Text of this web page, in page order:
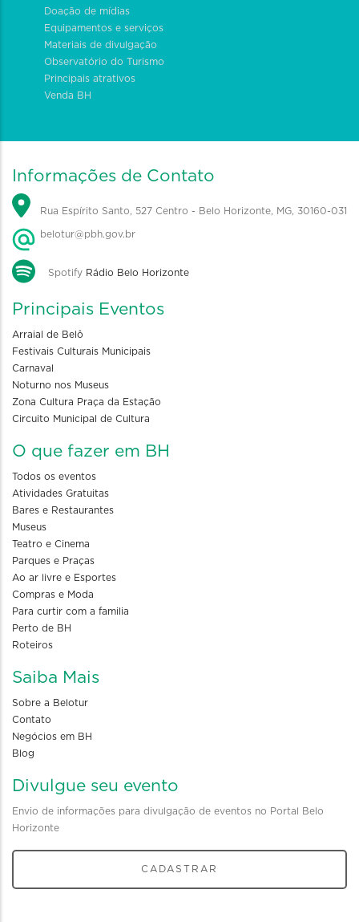
Doação de mídias
Equipamentos e serviços
Materiais de divulgação
Observatório do Turismo
Principais atrativos
Venda BH
Informações de Contato
Rua Espírito Santo, 527 Centro - Belo Horizonte, MG, 30160-031
belotur@pbh.gov.br
Spotify Rádio Belo Horizonte
Principais Eventos
Arraial de Belô
Festivais Culturais Municipais
Carnaval
Noturno nos Museus
Zona Cultura Praça da Estação
Circuito Municipal de Cultura
O que fazer em BH
Todos os eventos
Atividades Gratuitas
Bares e Restaurantes
Museus
Teatro e Cinema
Parques e Praças
Ao ar livre e Esportes
Compras e Moda
Para curtir com a familia
Perto de BH
Roteiros
Saiba Mais
Sobre a Belotur
Contato
Negócios em BH
Blog
Divulgue seu evento
Envio de informações para divulgação de eventos no Portal Belo
Horizonte
CADASTRAR